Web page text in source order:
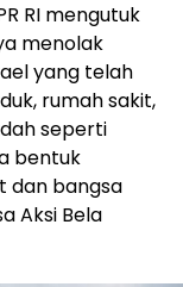
RI mengutuk
menolak
yang telah
rumah sakit,
seperti
bentuk
dan bangsa
Aksi Bela